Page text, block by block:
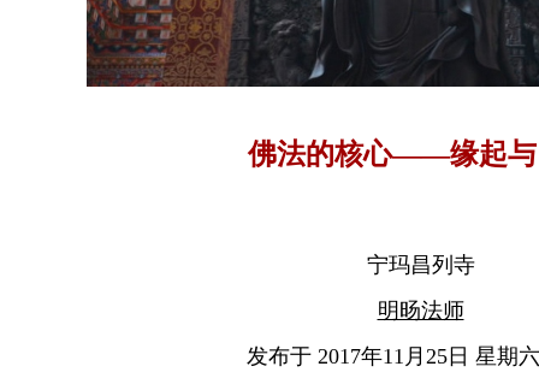
佛法的核心——缘起与
宁玛昌列寺
明旸法师
发布于 2017年11月25日 星期